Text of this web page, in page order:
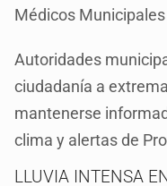
Médicos
Autoridades
ciudadanía a
mantenerse
clima y alertas de
LLUVIA INTENSA